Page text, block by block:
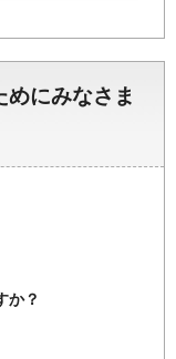
めにみなさま
か？